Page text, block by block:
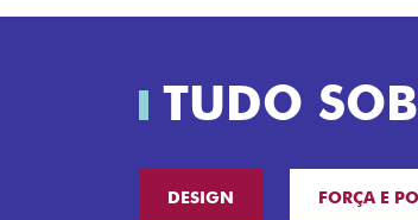
TUDO
DESIGN FORÇA E